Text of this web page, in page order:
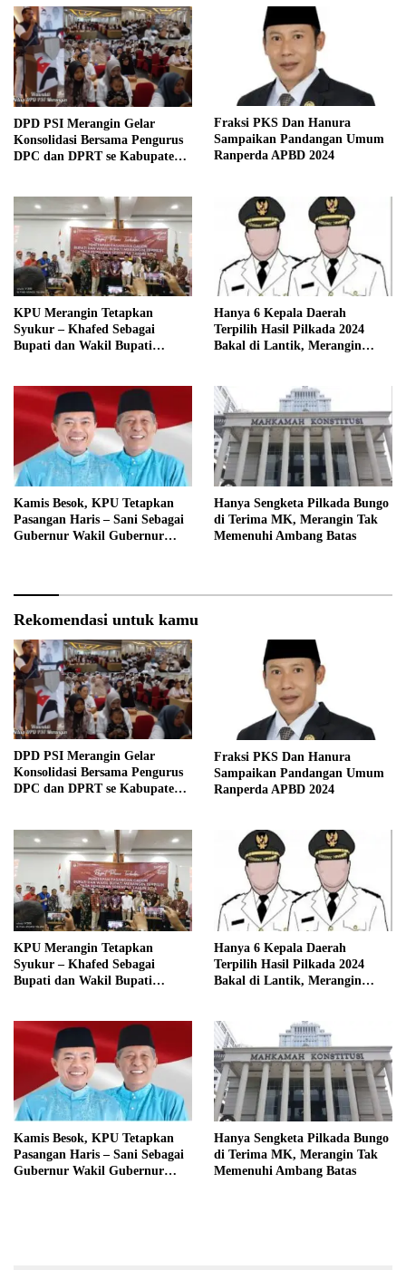
DPD PSI Merangin Gelar
Konsolidasi Bersama Pengurus
DPC dan DPRT se Kabupaten
Fraksi PKS Dan Hanura
Sampaikan Pandangan Umum
Ranperda APBD 2024
KPU Merangin Tetapkan
Syukur – Khafed Sebagai
Bupati dan Wakil Bupati
Hanya 6 Kepala Daerah
Terpilih Hasil Pilkada 2024
Bakal di Lantik, Merangin
Kamis Besok, KPU Tetapkan
Pasangan Haris – Sani Sebagai
Gubernur Wakil Gubernur
Hanya Sengketa Pilkada Bungo
di Terima MK, Merangin Tak
Memenuhi Ambang Batas
Rekomendasi untuk kamu
DPD PSI Merangin Gelar
Konsolidasi Bersama Pengurus
DPC dan DPRT se Kabupaten
Fraksi PKS Dan Hanura
Sampaikan Pandangan Umum
Ranperda APBD 2024
KPU Merangin Tetapkan
Syukur – Khafed Sebagai
Bupati dan Wakil Bupati
Hanya 6 Kepala Daerah
Terpilih Hasil Pilkada 2024
Bakal di Lantik, Merangin
Kamis Besok, KPU Tetapkan
Pasangan Haris – Sani Sebagai
Gubernur Wakil Gubernur
Hanya Sengketa Pilkada Bungo
di Terima MK, Merangin Tak
Memenuhi Ambang Batas